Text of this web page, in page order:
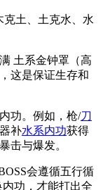
克土、土克水、水
土系金钟罩（高
这是保证生存和
功。例如，枪/刀
补水系内功获得
击与爆发。
会遵循五行循
功，才能打出全